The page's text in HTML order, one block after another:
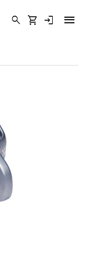
search shopping_cart login menu